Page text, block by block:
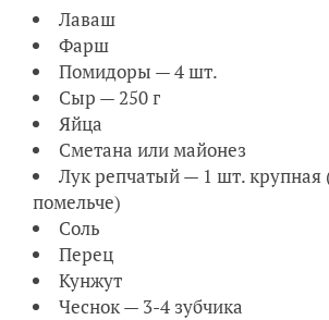
Лаваш
Фарш
Помидоры — 4 шт.
Сыр — 250 г
Яйца
Сметана или майонез
Лук репчатый — 1 шт. крупная
помельче)
Соль
Перец
Кунжут
Чеснок — 3-4 зубчика